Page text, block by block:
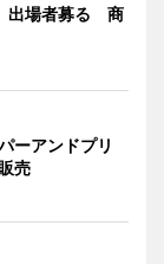
出場者募る 商
ーアンドプリ
売